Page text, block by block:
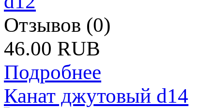
Отзывов (0)
46.00 RUB
Подробнее
Канат джутовый d14